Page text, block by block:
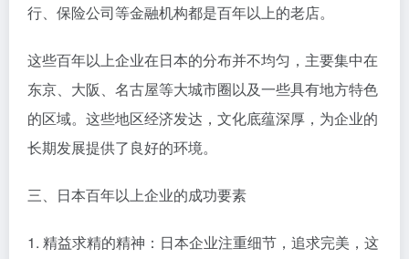
行、保险公司等金融机构都是百年以上的老店。
这些百年以上企业在日本的分布并不均匀，主要集中在
东京、大阪、名古屋等大城市圈以及一些具有地方特色
的区域。这些地区经济发达，文化底蕴深厚，为企业的
长期发展提供了良好的环境。
三、日本百年以上企业的成功要素
1. 精益求精的精神：日本企业注重细节，追求完美，这